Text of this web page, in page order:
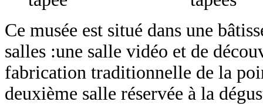
Ce musée est situé dans une
salles :une salle vidéo et de
fabrication traditionnelle de la
deuxième salle réservée à la